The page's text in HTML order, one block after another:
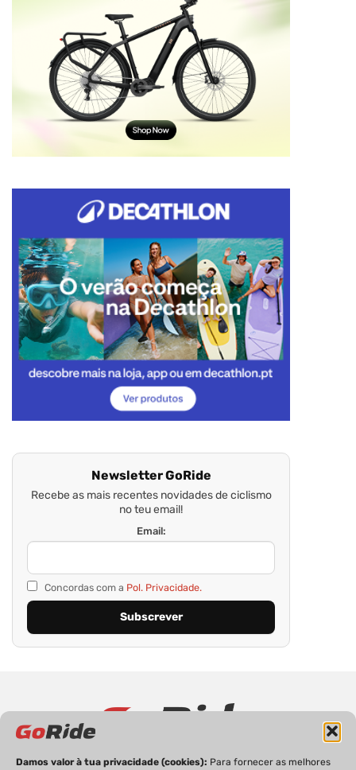
Damos valor à tua privacidade (cookies): Para fornecer as melhores
Newsletter GoRide
Recebe as mais recentes novidades de ciclismo
no teu email!
Email:
Concordas com a Pol. Privacidade.